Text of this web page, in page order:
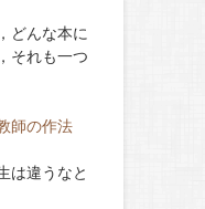
どんな本に
それも一つ
教師の作法
は違うなと